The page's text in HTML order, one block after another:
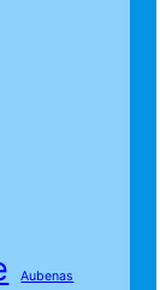
Aubenas